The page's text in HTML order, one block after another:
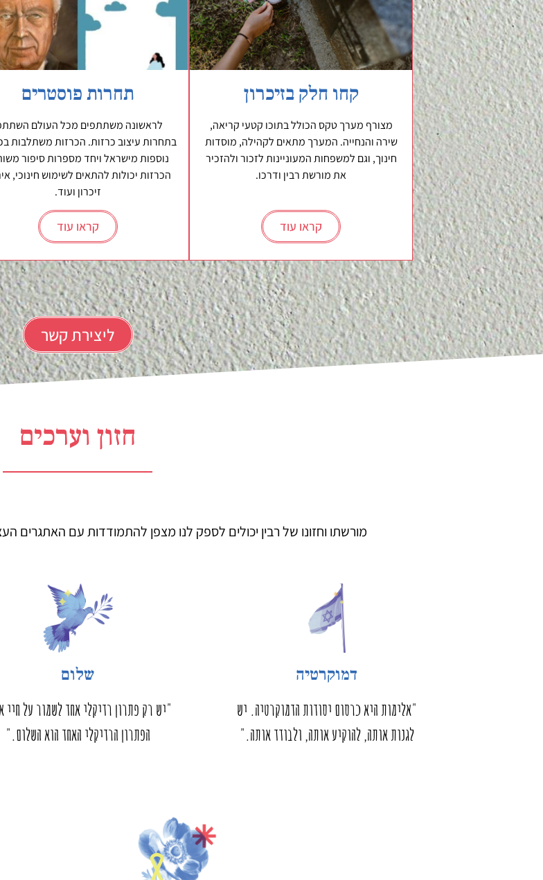
קחו חלק בזיכרון
מצורף מערך טקס הכולל בתוכו קטעי קריאה,
שירה והנחייה. המערך מתאים לקהילה, מוסדות
חינוך, וגם למשפחות המעוניינות לזכור ולהזכיר
את מורשת רבין ודרכו.
קראו עוד
תחרות פוסטרים
לראשונה משתתפים מכל העולם
בתחרות עיצוב כרזות. הכרזות משתלבות
נוספות מישראל ויחד מספרות סיפור
הכרזות יכולות להתאים לשימוש חינוכי,
זיכרון ועוד.
קראו עוד
ליצירת קשר
חזון וערכים
מורשתו וחזונו של רבין יכולים לספק לנו מצפן להתמודדות עם האתגרים
דמוקרטיה
"אלימות היא כרסום יסודות הדמוקרטיה. יש
לגנות אותה, להוקיע אותה, ולבודד אותה."
שלום
"יש רק פתרון רדיקלי אחד לשמור על חיי
הפתרון הרדיקלי האחד הוא השלום."